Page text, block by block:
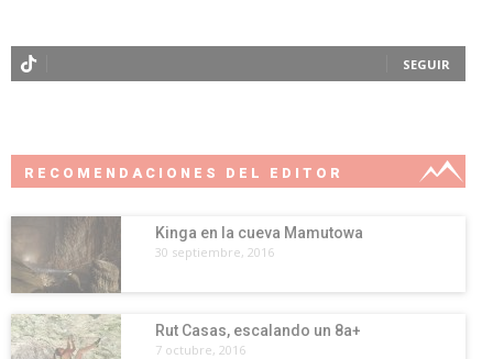
SEGUIR
RECOMENDACIONES DEL EDITOR
Kinga en la cueva Mamutowa
30 septiembre, 2016
Rut Casas, escalando un 8a+
7 octubre, 2016